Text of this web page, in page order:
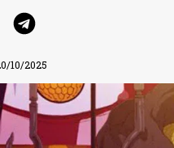
10/2025